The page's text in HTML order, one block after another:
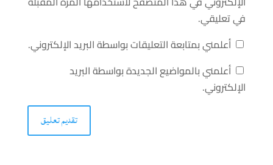
في تعليقي.
أعلمني بمتابعة التعليقات بواسطة البريد الإلكتروني.
أعلمني بالمواضيع الجديدة بواسطة البريد
الإلكتروني.